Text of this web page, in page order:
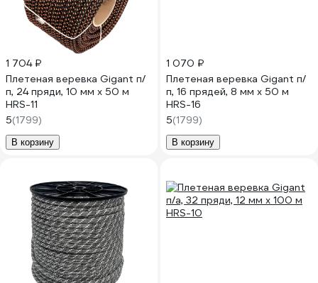
1 704 ₽
Плетеная веревка Gigant п/
п, 24 пряди, 10 мм х 50 м
HRS-11
5(1799)
В корзину
1 070 ₽
Плетеная веревка Gigant п/
п, 16 прядей, 8 мм х 50 м
HRS-16
5(1799)
В корзину